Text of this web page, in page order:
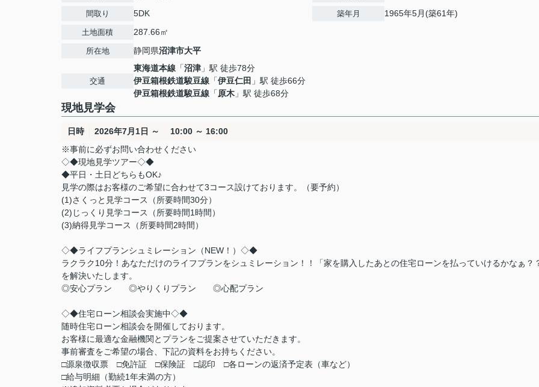
間取り 5DK
土地面積 287.66㎡
所在地 静岡県沼津市大平
交通
東海道本線 「沼津 」駅 徒歩78分
伊豆箱根鉄道駿豆線 「伊豆仁田 」駅 徒歩66分
伊豆箱根鉄道駿豆線 「原木 」駅 徒歩68分
築年月 1965年5月(築61年)
現地見学会
日時
2026年7月1日 ～ 10:00 ～ 16:00
※事前に必ずお問い合わせください
◇◆現地見学ツアー◇◆
◆平日・土日どちらもOK♪
見学の際はお客様のご希望に合わせて3コース設けております。（要予約）
(1)さくっと見学コース（所要時間30分）
(2)じっくり見学コース（所要時間1時間）
(3)納得見学コース（所要時間2時間）
◇◆ライフプランシュミレーション（NEW！）◇◆
ラクラク10分！あなただけのライフプランをシュミレーション！！「家を購入したあとの住宅ローンを払っていけるかなぁ？
を解決いたします。
◎安心プラン ◎やりくりプラン ◎心配プラン
◇◆住宅ローン相談会実施中◇◆
随時住宅ローン相談会を開催しております。
お客様に最適な金融機関とプランをご提案させていただきます。
事前審査をご希望の場合、下記の資料をお持ちください。
□源泉徴収票 □免許証 □保険証 □認印 □各ローンの返済予定表（車など）
□給与明細（勤続1年未満の方）